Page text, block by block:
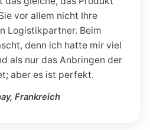
vor allem nicht Ihre
Logistikpartner. Beim
denn ich hatte mir viel
als nur das Anbringen der
aber es ist perfekt.
Frankreich